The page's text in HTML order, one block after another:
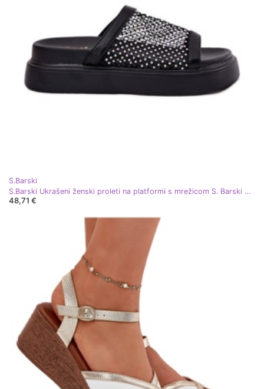
S.Barski
S.Barski Ukrašeni ženski proleti na platformi s mrežicom S. Barski My51-016 Black crna
48,71 €